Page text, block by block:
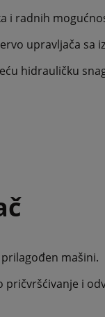
i radnih
upravljača sa
hidrauličku
mašini.
pričvršćivanje i